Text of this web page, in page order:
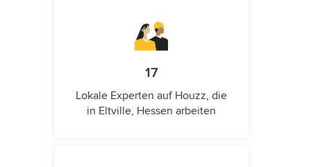
17
Lokale Experten auf Houzz, die
in Eltville, Hessen arbeiten